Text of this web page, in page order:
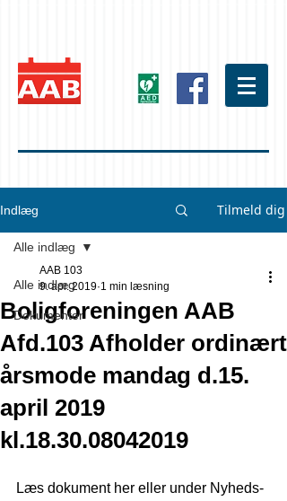
Indlæg Tilmeld dig
Alle indlæg
Dokumenter
Alle indlæg
Boligforeningen AAB
Afd.103 Afholder ordinært
årsmode mandag d.15.
april 2019
kl.18.30.08042019
AAB 103
9. apr. 2019 1 min læsning
Læs dokument her eller under Nyheds-